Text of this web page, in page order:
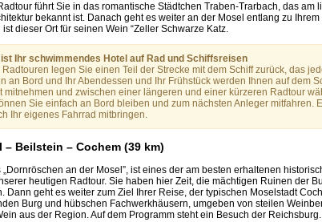
führt Sie in das romantische Städtchen Traben-Trarbach, das am
bekannt ist. Danach geht es weiter an der Mosel entlang zu
dieser Ort für seinen Wein “Zeller Schwarze Katz.
Ihr schwimmendes Hotel auf Rad und Schiffsreisen
Radtouren legen Sie einen Teil der Strecke mit dem Schiff zurück, das
an Bord und Ihr Abendessen und Ihr Frühstück werden Ihnen auf dem
mitnehmen und zwischen einer längeren und einer kürzeren Radtour
Sie einfach an Bord bleiben und zum nächsten Anleger mitfahren.
Ihr eigenes Fahrrad mitbringen.
– Beilstein – Cochem (39 km)
„Dornröschen an der Mosel”, ist eines der am besten erhaltenen
heutigen Radtour. Sie haben hier Zeit, die mächtigen Ruinen der
Dann geht es weiter zum Ziel Ihrer Reise, der typischen Moselstadt
Burg und hübschen Fachwerkhäusern, umgeben von steilen
aus der Region. Auf dem Programm steht ein Besuch der Reichsburg.